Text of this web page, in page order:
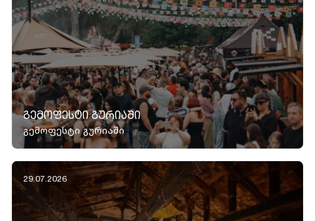
ᲒᲔᲛᲝᲤᲔᲡᲢᲘ ᲒᲣᲠᲘᲐᲨᲘ
გემოფესტი გურიაში
29.07.2026